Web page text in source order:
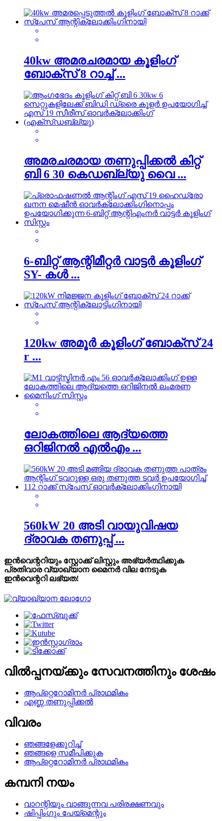
40kw അമരചരമായ കൂളിംഗ്
ബോക്സ് 8 റാച്ച് ...
അമരചരമായ തണുപ്പിക്കൽ കിറ്റ്
ബി 6 30 കെഡബ്ല്യു വൈ ...
6-ബിറ്റ് ആന്റിമീറ്റർ വാട്ടർ കൂളിംഗ്
SY- കൾ ...
120kw അമൂർ കൂളിംഗ് ബോക്സ് 24
r ...
ലോകത്തിലെ ആദ്യത്തെ
ഒറിജിനൽ എൽഎം ...
560kW 20 അടി വായുവിഷയ
ദ്രാവക തണുപ്പ് ...
ഇൻവെന്ററിയും സ്റ്റോക്ക് ലിസ്റ്റും അഭ്യർത്ഥിക്കുക
പ്രതിവാര വ്യാഖ്യാന മൈനർ വില നേടുക
ഇൻവെന്ററി ലഭ്യത!
വിൽപ്പനയ്ക്കും സേവനത്തിനും ശേഷം
ആപ്റ്റെറോമിനർ പ്രാഥമികം
എണ്ണ തണുപ്പിക്കൽ
വിവരം
ഞങ്ങളേക്കുറിച്ച്
ഞങ്ങളെ സമീപിക്കുക
ആപ്റ്റെറോമിനർ പ്രാഥമികം
കമ്പനി നയം
വാറന്റിയും വാങ്ങുന്നവ പരിരക്ഷണവും
ഷിപ്പിംഗും പേയ്മെന്റും